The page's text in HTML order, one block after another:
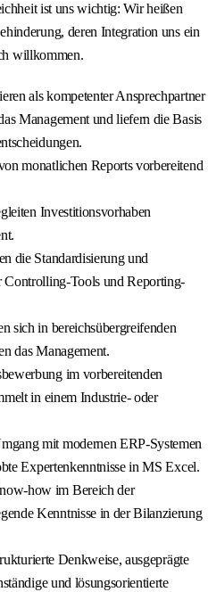
ist uns wichtig: Wir heißen
deren Integration uns ein
willkommen.
als kompetenter Ansprechpartner
Management und liefern die Basis
monatlichen Reports vorbereitend
Investitionsvorhaben
die Standardisierung und
Controlling-Tools und Reporting-
sich in bereichsübergreifenden
das Management.
im vorbereitenden
in einem Industrie- oder
mit modernen ERP-Systemen
Expertenkenntnisse in MS Excel.
how im Bereich der
Kenntnisse in der Bilanzierung
Denkweise, ausgeprägte
und lösungsorientierte